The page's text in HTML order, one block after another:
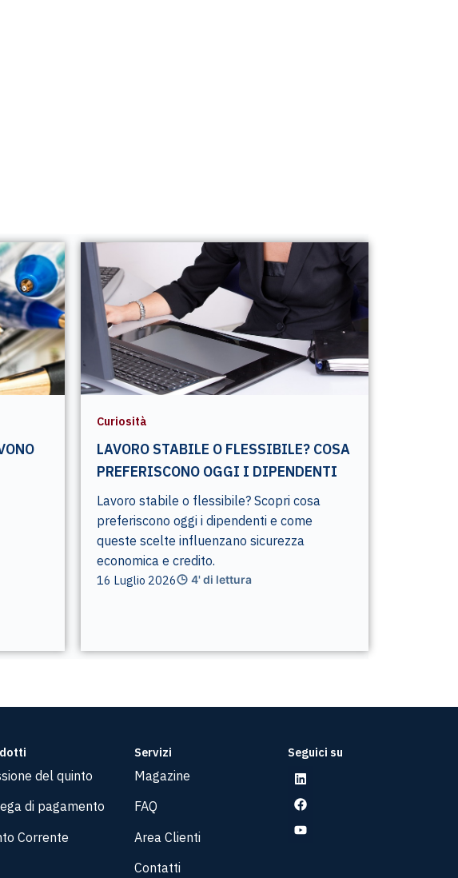
Curiosità
LAVORO STABILE O FLESSIBILE? COSA
PREFERISCONO OGGI I DIPENDENTI
Lavoro stabile o flessibile? Scopri cosa
preferiscono oggi i dipendenti e come
queste scelte influenzano sicurezza
economica e credito.
16 Luglio 2026 4' di lettura
del quinto
di pagamento
Corrente
Servizi
Magazine
FAQ
Area Clienti
Contatti
Seguici su